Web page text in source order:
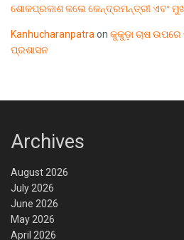
ଶୋକପ୍ରକାଶ କଲେ କେନ୍ଦ୍ରମନ୍ତ୍ରୀ ଏବଂ
Kanhucharanpatraon କୁକୁଡ଼ା ଚାଷ ଉପରେ
ପ୍ରଶାସନ
Archives
August 2026
July 2026
June 2026
May 2026
April 2026